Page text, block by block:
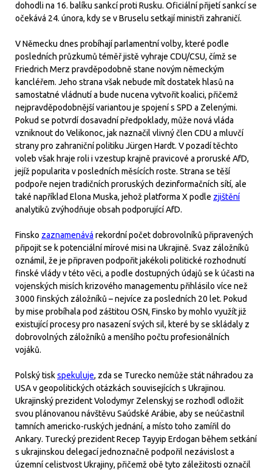
dohodli na 16. balíku sankcí proti Rusku. Oficiální přijetí sankcí se
očekává 24. února, kdy se v Bruselu setkají ministři zahraničí.
V Německu dnes probíhají parlamentní volby, které podle
posledních průzkumů téměř jistě vyhraje CDU/CSU, čímž se
Friedrich Merz pravděpodobně stane novým německým
kancléřem. Jeho strana však nebude mít dostatek hlasů na
samostatné vládnutí a bude nucena vytvořit koalici, přičemž
nejpravděpodobnější variantou je spojení s SPD a Zelenými.
Pokud se potvrdí dosavadní předpoklady, může nová vláda
vzniknout do Velikonoc, jak naznačil vlivný člen CDU a mluvčí
strany pro zahraniční politiku Jürgen Hardt. V pozadí těchto
voleb však hraje roli i vzestup krajně pravicové a proruské AfD,
jejíž popularita v posledních měsících roste. Strana se těší
podpoře nejen tradičních proruských dezinformačních sítí, ale
také například Elona Muska, jehož platforma X podle zjištění
analytiků zvýhodňuje obsah podporující AfD.
Finsko zaznamenává rekordní počet dobrovolníků připravených
připojit se k potenciální mírové misi na Ukrajině. Svaz záložníků
oznámil, že je připraven podpořit jakékoli politické rozhodnutí
finské vlády v této věci, a podle dostupných údajů se k účasti na
vojenských misích krizového managementu přihlásilo více než
3000 finských záložníků – nejvíce za posledních 20 let. Pokud
by mise probíhala pod záštitou OSN, Finsko by mohlo využít již
existující procesy pro nasazení svých sil, které by se skládaly z
dobrovolných záložníků a menšího počtu profesionálních
vojáků.
Polský tiskspekuluje, zda se Turecko nemůže stát náhradou za
USA v geopolitických otázkách souvisejících s Ukrajinou.
Ukrajinský prezident Volodymyr Zelenskyj se rozhodl odložit
svou plánovanou návštěvu Saúdské Arábie, aby se neúčastnil
tamních americko-ruských jednání, a místo toho zamířil do
Ankary. Turecký prezident Recep Tayyip Erdogan během setkání
s ukrajinskou delegací jednoznačně podpořil nezávislost a
územní celistvost Ukrajiny, přičemž obě tyto záležitosti označil